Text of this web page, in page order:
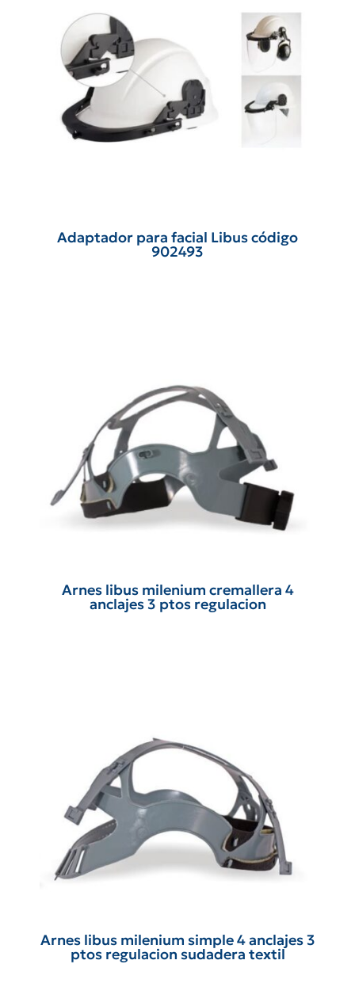
Adaptador para facial Libus código
902493
Arnes libus milenium cremallera 4
anclajes 3 ptos regulacion
Arnes libus milenium simple 4 anclajes 3
ptos regulacion sudadera textil